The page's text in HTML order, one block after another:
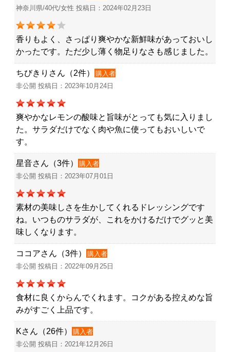
神奈川県/40代/女性 投稿日：2024年02月23日
香りもよく、さっぱり爽やかな新鮮味があっておいし
かったです。ただ少し薄く物足りなさも感じました。
ちびきりさん（2件）
購入者
非公開 投稿日：2023年10月24日
爽やかなレモンの酸味と旨味がとっても気に入りまし
た。サラダだけでなく肉や魚に使ってもおいしいで
す。
星音さん（3件）
購入者
非公開 投稿日：2023年07月01日
素材の美味しさを生かしてくれるドレッシングです
ね。いつものサラダが、これをかけるだけでグッと美
味しくなります。
ココアさん（3件）
購入者
非公開 投稿日：2022年09月25日
食材に良くからんでくれます。コクがある控えめな旨
みがすごく上品です。
Kさん（26件）
購入者
非公開 投稿日：2021年12月26日